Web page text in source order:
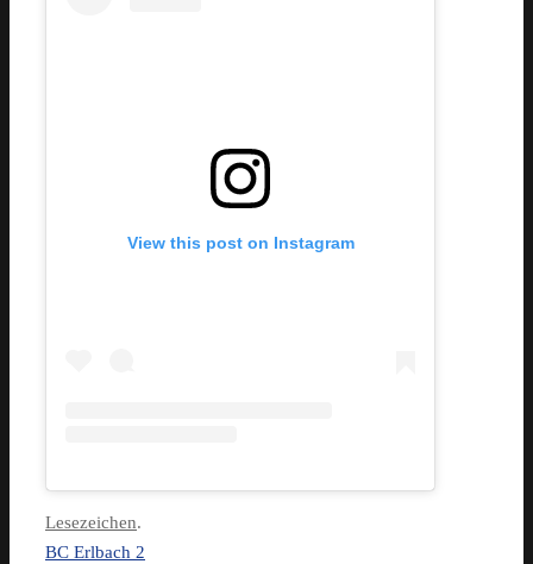
View this post on Instagram
Lesezeichen.
BC Erlbach 2